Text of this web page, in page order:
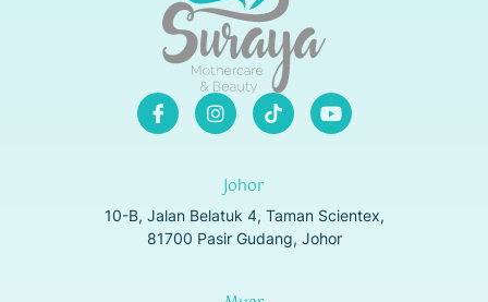
Johor
10-B, Jalan Belatuk 4, Taman Scientex,
81700 Pasir Gudang, Johor